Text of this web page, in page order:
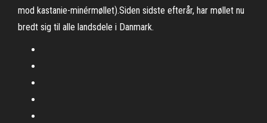
mod kastanie-minérmøllet).Siden sidste efterår, har møllet nu
bredt sig til alle landsdele i Danmark.